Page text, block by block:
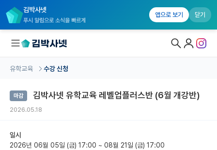
김박사넷
푸시 알림으로 소식을 빠르게
앱으로 보기 닫기
국내대학원 정보
커뮤니티
유학교육 수강 신청
마감 김박사넷 유학교육 레벨업플러스반 (6월 개강반)
2026.05.18
일시
2026년 06월 05일 (금) 17:00 ~ 08월 21일 (금) 17:00